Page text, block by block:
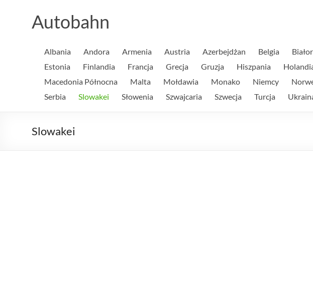
Autobahn
Albania Andora Armenia Austria Azerbejdżan Belgia
Estonia
Finlandia Francja Grecja Gruzja Hiszpania
Macedonia Północna
Malta Mołdawia Monako Niemcy
Serbia
Slowakei Słowenia Szwajcaria Szwecja Turcja
Slowakei